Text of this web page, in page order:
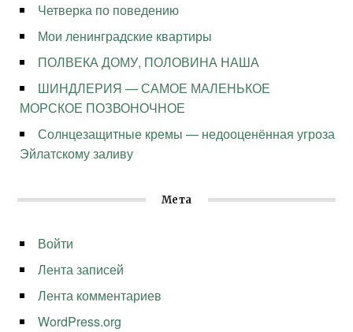
Четверка по поведению
Мои ленинградские квартиры
ПОЛВЕКА ДОМУ, ПОЛОВИНА НАША
ШИНДЛЕРИЯ — САМОЕ МАЛЕНЬКОЕ
МОРСКОЕ ПОЗВОНОЧНОЕ
Солнцезащитные кремы — недооценённая угроза
Эйлатскому заливу
Мета
Войти
Лента записей
Лента комментариев
WordPress.org